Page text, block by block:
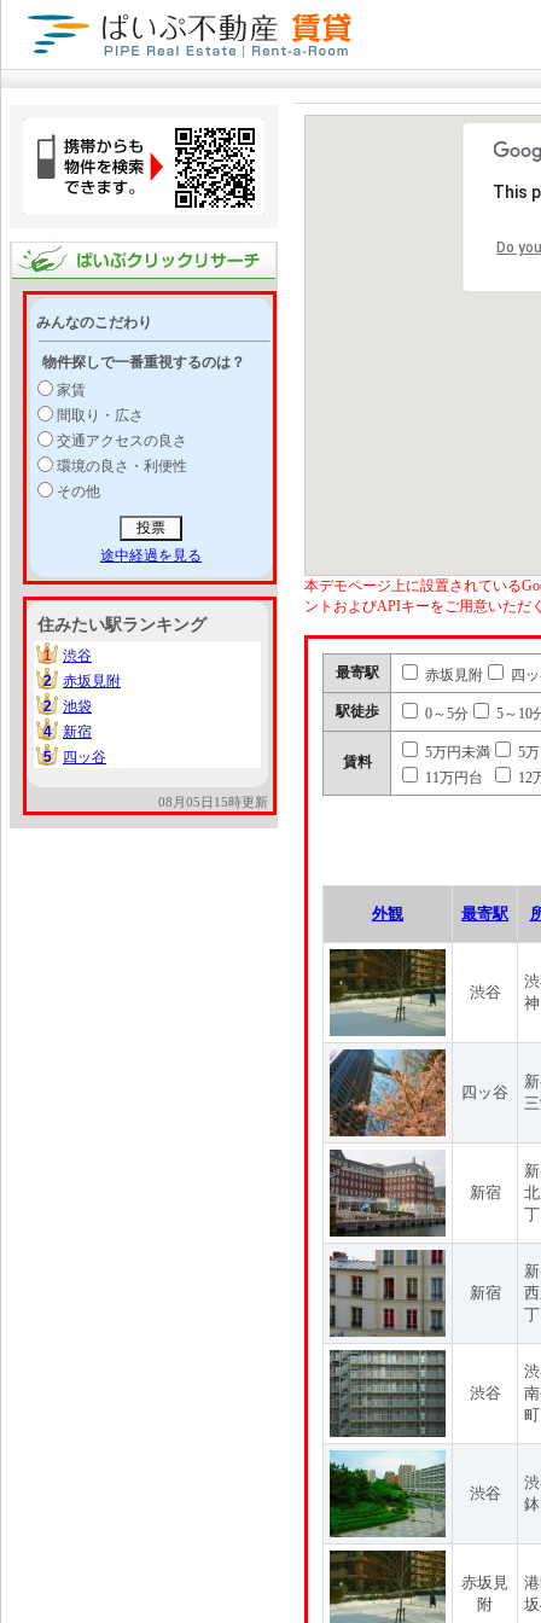
みんなのこだわり
物件探しで一番重視するのは？
家賃
間取り・広さ
交通アクセスの良さ
環境の良さ・利便性
その他
途中経過を見る
住みたい駅ランキング
1
1
渋谷
2
2
赤坂見附
2
2
池袋
4
4
新宿
5
5 四ッ谷
08月05日15時更新
This
Do
本デモページ上に設置されている
ントおよびAPIキーをご用意いただ
最寄駅 赤坂見附 四
駅徒歩 0～5分 5～10
賃料
5万円未満
5
11万円台
12
外観 最寄駅
渋谷
四ッ谷
新宿
新宿
渋谷
渋谷
赤坂見
附